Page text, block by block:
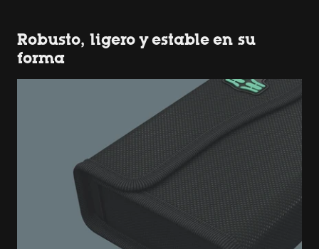
Robusto, ligero y estable en su
forma